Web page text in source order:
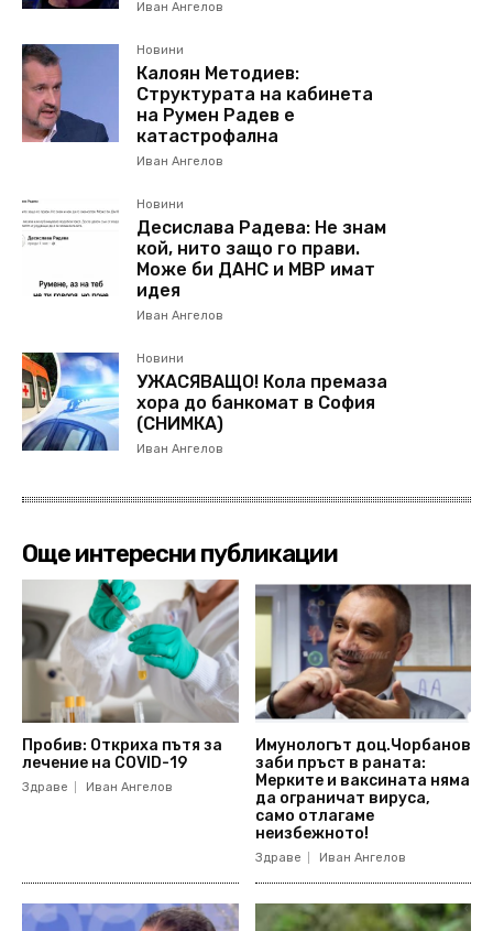
Иван Ангелов
Новини
Калоян Методиев:
Структурата на кабинета
на Румен Радев е
катастрофална
Иван Ангелов
Новини
Десислава Радева: Не знам
кой, нито защо го прави.
Може би ДАНС и МВР имат
идея
Иван Ангелов
Новини
УЖАСЯВАЩО! Кола премаза
хора до банкомат в София
(СНИМКА)
Иван Ангелов
Още интересни публикации
Пробив: Откриха пътя за
лечение на COVID-19
Здраве Иван Ангелов
Имунологът доц.Чорбанов
заби пръст в раната:
Мерките и ваксината няма
да ограничат вируса,
само отлагаме
неизбежното!
Здраве Иван Ангелов